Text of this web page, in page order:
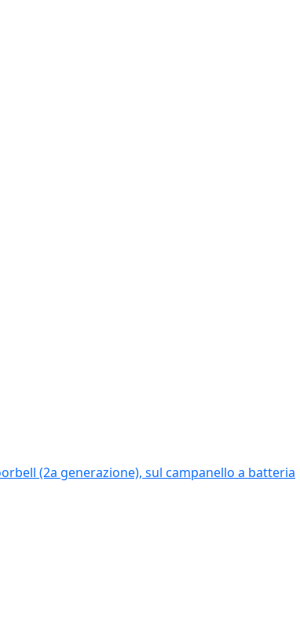
(2a generazione), sul campanello a batteria